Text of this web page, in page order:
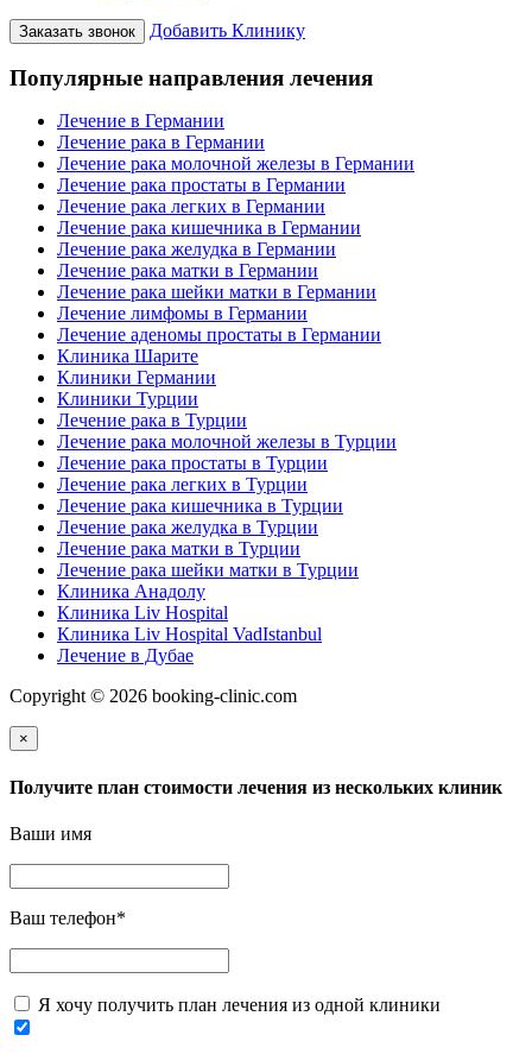
Заказать звонок Добавить Клинику
Популярные направления лечения
Лечение в Германии
Лечение рака в Германии
Лечение рака молочной железы в Германии
Лечение рака простаты в Германии
Лечение рака легких в Германии
Лечение рака кишечника в Германии
Лечение рака желудка в Германии
Лечение рака матки в Германии
Лечение рака шейки матки в Германии
Лечение лимфомы в Германии
Лечение аденомы простаты в Германии
Клиника Шарите
Клиники Германии
Клиники Турции
Лечение рака в Турции
Лечение рака молочной железы в Турции
Лечение рака простаты в Турции
Лечение рака легких в Турции
Лечение рака кишечника в Турции
Лечение рака желудка в Турции
Лечение рака матки в Турции
Лечение рака шейки матки в Турции
Клиника Анадолу
Клиника Liv Hospital
Клиника Liv Hospital VadIstanbul
Лечение в Дубае
Copyright © 2026 booking-clinic.com
×
Получите план стоимости лечения из нескольких клиник
Ваши имя
Ваш телефон*
Я хочу получить план лечения из одной клиники